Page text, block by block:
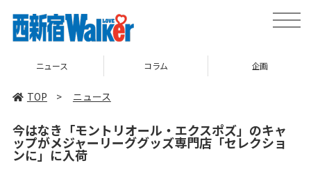
toggle
ニュース コラム 企画
TOP > ニュース
今はなき「モントリオール・エクスポズ」のキャ
ップがメジャーリーググッズ専門店「セレクショ
ンに」に入荷